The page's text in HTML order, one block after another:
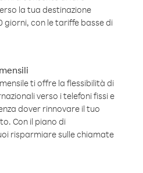
la tua destinazione
giorni, con le tariffe basse di
ti offre la flessibilità di
verso i telefoni fissi e
dover rinnovare il tuo
Con il piano di
risparmiare sulle chiamate